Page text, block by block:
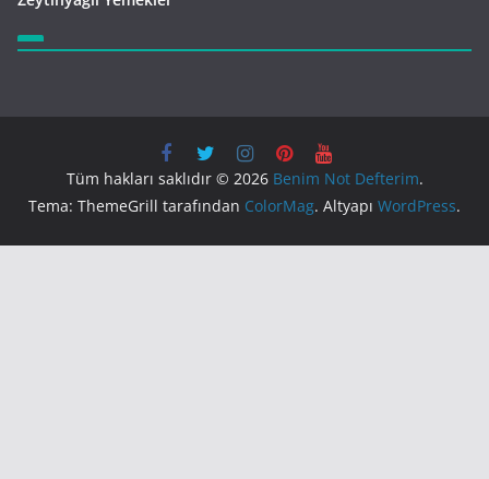
Tüm hakları saklıdır © 2026 Benim Not Defterim.
Tema: ThemeGrill tarafından ColorMag. Altyapı WordPress.